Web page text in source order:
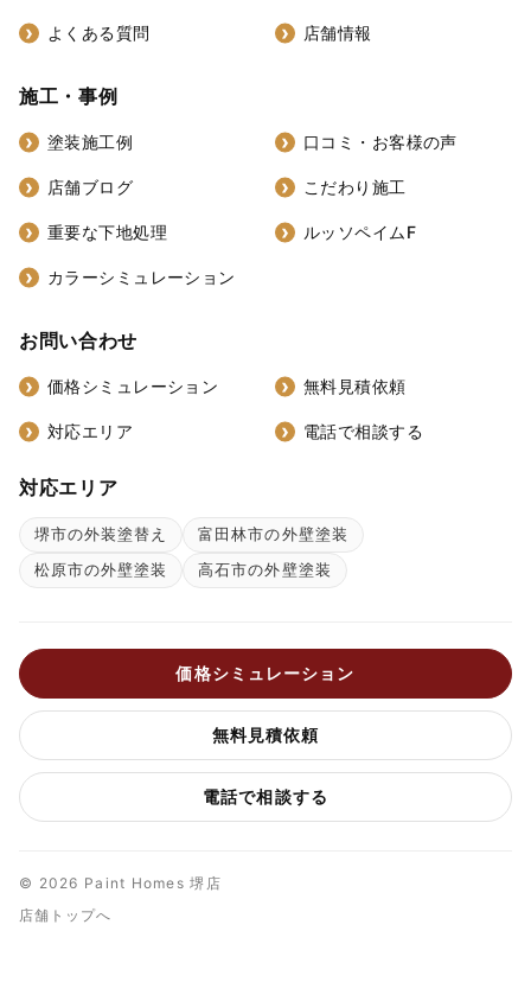
よくある質問 店舗情報
施工・事例
塗装施工例 口コミ・お客様の声
店舗ブログ こだわり施工
重要な下地処理 ルッソペイムF
カラーシミュレーション
お問い合わせ
価格シミュレーション 無料見積依頼
対応エリア 電話で相談する
対応エリア
堺市の外装塗替え
富田林市の外壁塗装
松原市の外壁塗装
高石市の外壁塗装
価格シミュレーション
無料見積依頼
電話で相談する
© 2026 Paint Homes 堺店
店舗トップへ